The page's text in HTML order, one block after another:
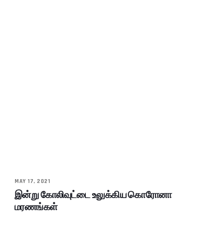
MAY 17, 2021
இன்று கோலிவுட்டை உலுக்கிய கொரோனா
மரணங்கள்